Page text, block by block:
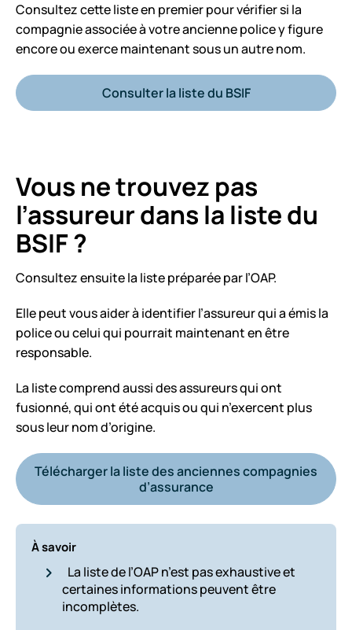
Consultez cette liste en premier pour vérifier si la
compagnie associée à votre ancienne police y figure
encore ou exerce maintenant sous un autre nom.
Consulter la liste du BSIF
Vous ne trouvez pas
l’assureur dans la liste du
BSIF ?
Consultez ensuite la liste préparée par l’OAP.
Elle peut vous aider à identifier l’assureur qui a émis la
police ou celui qui pourrait maintenant en être
responsable.
La liste comprend aussi des assureurs qui ont
fusionné, qui ont été acquis ou qui n’exercent plus
sous leur nom d’origine.
Télécharger la liste des anciennes compagnies
d’assurance
À savoir
La liste de l’OAP n’est pas exhaustive et
certaines informations peuvent être
incomplètes.